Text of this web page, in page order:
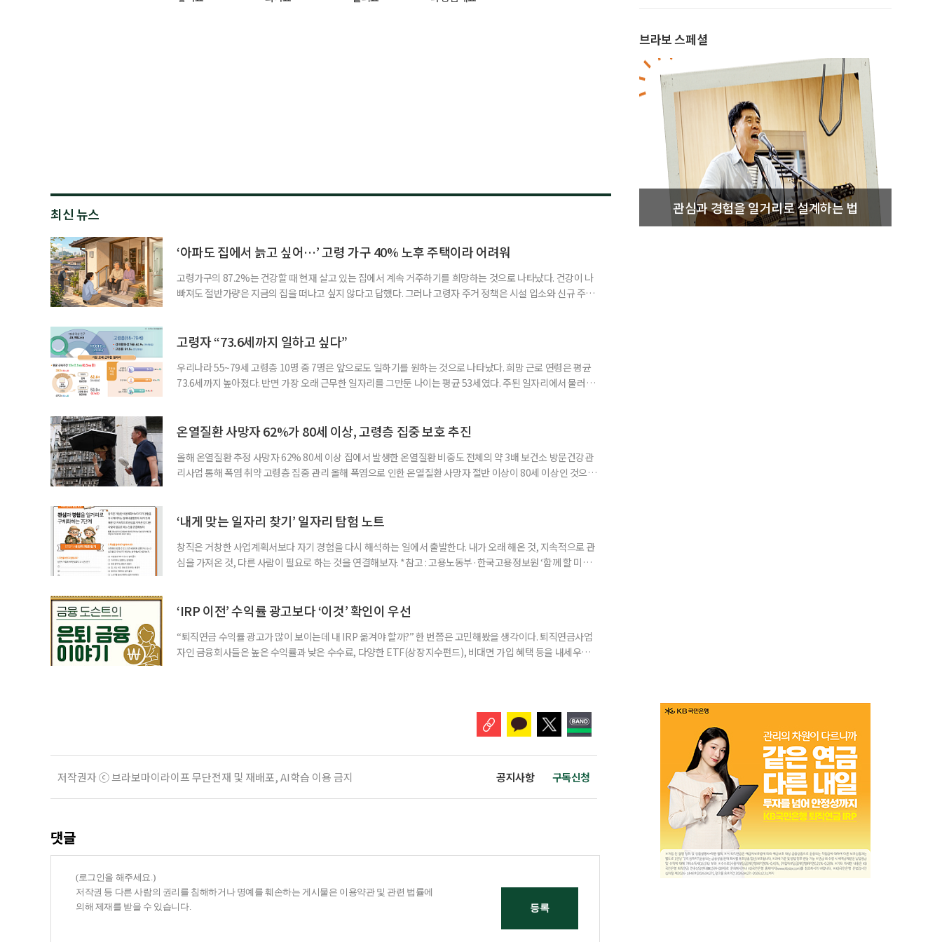
최신 뉴스
‘아파도 집에서 늙고 싶어…’ 고령 가구 40% 노후 주택이라 어려워
고령가구의 87.2%는 건강할 때 현재 살고 있는 집에서 계속 거주하기를 희망하는 것으로 나타났다. 건강이 나
빠져도 절반가량은 지금의 집을 떠나고 싶지 않다고 답했다. 그러나 고령자 주거 정책은 시설 입소와 신규 주택
여름호에 실린 ‘통합돌봄 시행에 따른 고령자 주거-돌봄 협업 체계 구축 방안’ 보고서는 고
고령자 “73.6세까지 일하고 싶다”
우리나라 55~79세 고령층 10명 중 7명은 앞으로도 일하기를 원하는 것으로 나타났다. 희망 근로 연령은 평균
73.6세까지 높아졌다. 반면 가장 오래 근무한 일자리를 그만둔 나이는 평균 53세였다. 주된 일자리에서 물러난
7000명으로, 1년 전보다 57만 명 증가했다. 15세 이상 인구에서 차지하는 비중은
온열질환 사망자 62%가 80세 이상, 고령층 집중 보호 추진
올해 온열질환 추정 사망자 62% 80세 이상 집에서 발생한 온열질환 비중도 전체의 약 3배 보건소 방문건강관
리사업 통해 폭염 취약 고령층 집중 관리 올해 폭염으로 인한 온열질환 사망자 절반 이상이 80세 이상인 것으로
고령층은 825명(33.8%), 80세 이상은 300명(12.3%)으로 집계됐다. 연령별 환자 수
‘내게 맞는 일자리 찾기’ 일자리 탐험 노트
창직은 거창한 사업계획서보다 자기 경험을 다시 해석하는 일에서 출발한다. 내가 오래 해온 것, 지속적으로 관
심을 가져온 것, 다른 사람이 필요로 하는 것을 연결해보자. *참고 : 고용노동부·한국고용정보원 ‘함께 할 미래
2._______________ 3._______________ ▷ 그중 내가 직접 해볼 만
‘IRP 이전’ 수익률 광고보다 ‘이것’ 확인이 우선
“퇴직연금 수익률 광고가 많이 보이는데 내 IRP 옮겨야 할까?” 한 번쯤은 고민해봤을 생각이다. 퇴직연금사업
자인 금융회사들은 높은 수익률과 낮은 수수료, 다양한 ETF(상장지수펀드), 비대면 가입 혜택 등을 내세우며
저작권자 ⓒ 브라보마이라이프 무단전재 및 재배포, AI학습 이용 금지 공지사항 구독신청
댓글
브라보 스페셜
관심과 경험을 일거리로 설계하는 법